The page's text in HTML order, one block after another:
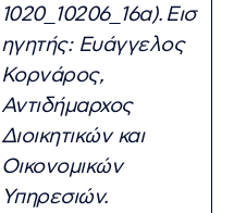
1020_10206_16α). Εισ
ηγητής: Ευάγγελος
Κορνάρος,
Αντιδήμαρχος
Διοικητικών και
Οικονομικών
Υπηρεσιών.